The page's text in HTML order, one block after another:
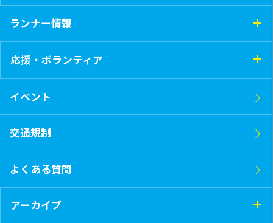
ランナー情報
応援・ボランティア
イベント
交通規制
よくある質問
アーカイブ